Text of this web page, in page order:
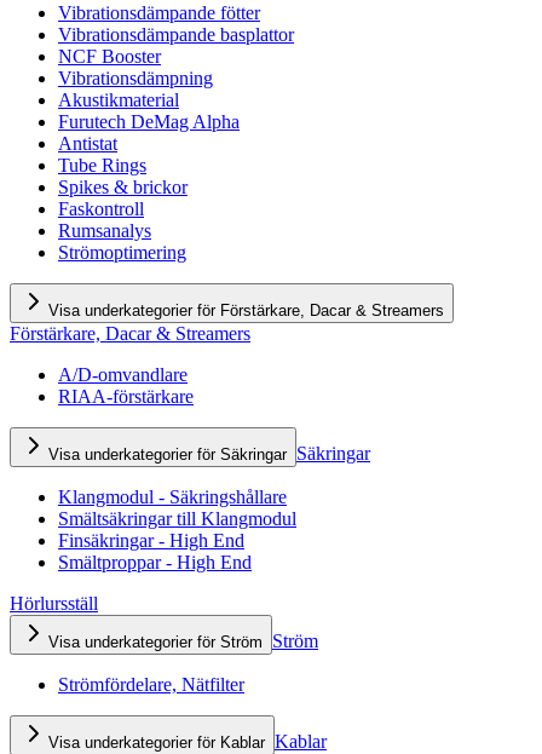
Vibrationsdämpande fötter
Vibrationsdämpande basplattor
NCF Booster
Vibrationsdämpning
Akustikmaterial
Furutech DeMag Alpha
Antistat
Tube Rings
Spikes & brickor
Faskontroll
Rumsanalys
Strömoptimering
Visa underkategorier för Förstärkare, Dacar & Streamers
Förstärkare, Dacar & Streamers
A/D-omvandlare
RIAA-förstärkare
Visa underkategorier för Säkringar Säkringar
Klangmodul - Säkringshållare
Smältsäkringar till Klangmodul
Finsäkringar - High End
Smältproppar - High End
Hörlursställ
Visa underkategorier för Ström Ström
Strömfördelare, Nätfilter
Visa underkategorier för Kablar Kablar